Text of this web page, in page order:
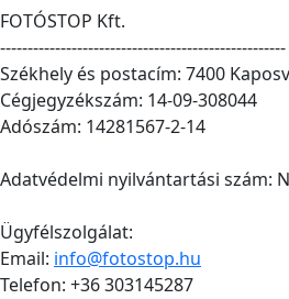
FOTÓSTOP Kft.
----------------------------------------------------
Székhely és postacím: 7400
Cégjegyzékszám: 14-09-308044
Adószám: 14281567-2-14
Adatvédelmi nyilvántartási szám:
Ügyfélszolgálat:
Email: info@fotostop.hu
Telefon: +36 303145287